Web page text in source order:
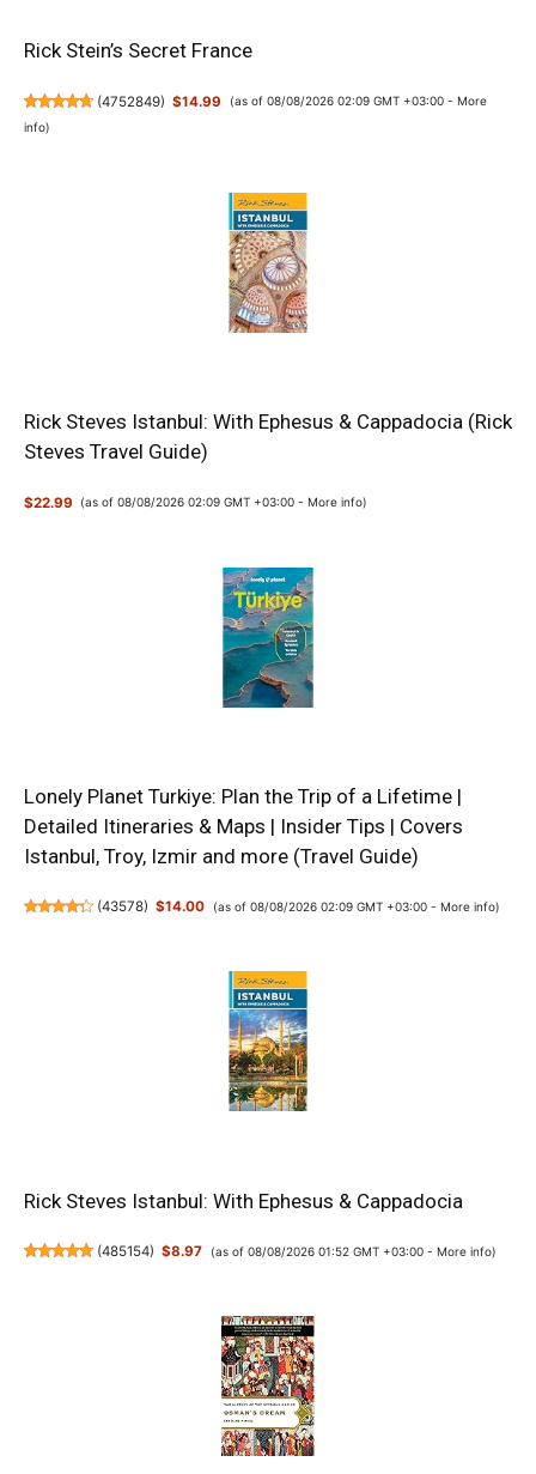
Rick Stein’s Secret France
(4752849) $14.99 (as of 08/08/2026 02:09 GMT +03:00 - More
info)
Rick Steves Istanbul: With Ephesus & Cappadocia (Rick
Steves Travel Guide)
$22.99 (as of 08/08/2026 02:09 GMT +03:00 -More info)
Lonely Planet Turkiye: Plan the Trip of a Lifetime |
Detailed Itineraries & Maps | Insider Tips | Covers
Istanbul, Troy, Izmir and more (Travel Guide)
(43578) $14.00 (as of 08/08/2026 02:09 GMT +03:00 - More info)
Rick Steves Istanbul: With Ephesus & Cappadocia
(485154) $8.97 (as of 08/08/2026 01:52 GMT +03:00 - More info)